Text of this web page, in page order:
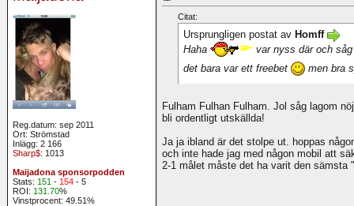
Reg.datum: sep 2011
Ort: Strömstad
Inlägg: 2 166
Sharp$: 1013
Maijadona sponsorpodden
Stats: 151 - 154 - 5
ROI: 131.70%
Vinstprocent: 49.51%
Citat:
Ursprungligen postat av Homff
Haha
var nyss där och
det bara var ett freebet
men bra
Fulham Fulhan Fulham. Jol såg lagom
bli ordentligt utskällda!
Ja ja ibland är det stolpe ut. hoppas
och inte hade jag med någon mobil att
2-1 målet måste det ha varit den sämsta